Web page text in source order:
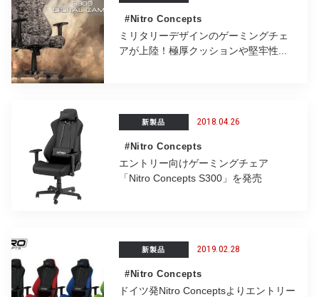
#Nitro Concepts
ミリタリーデザインのゲーミングチェ
アが上陸！極厚クッションや堅牢性...
新製品 2018.04.26
#Nitro Concepts
エントリー向けゲーミングチェア
「Nitro Concepts S300」を発売
新製品 2019.02.28
#Nitro Concepts
ドイツ発Nitro Conceptsよりエントリー